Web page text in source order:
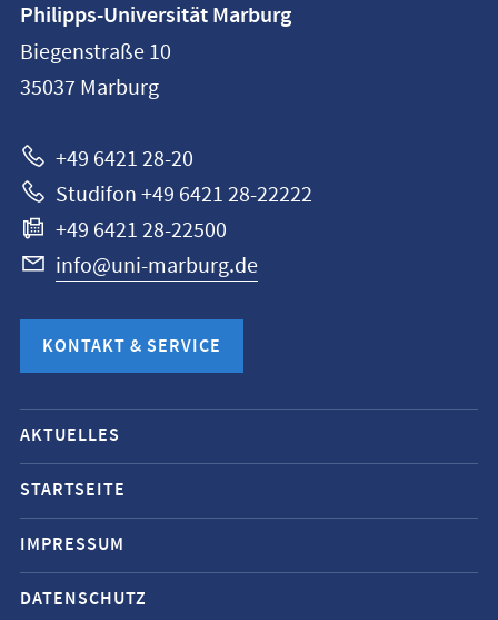
Philipps-
Universität
Marburg
Philipps-Universität Marburg
Biegenstraße 10
35037 Marburg
+49 6421 28-20
Studifon +49 6421 28-22222
+49 6421 28-22500
info@uni-marburg.de
KONTAKT & SERVICE
Mobile-
Service-
Navigation
und
Social
Media
AKTUELLES
STARTSEITE
IMPRESSUM
DATENSCHUTZ